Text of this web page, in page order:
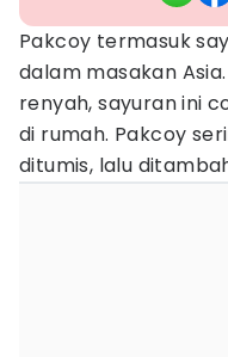
Pakcoy termasuk
dalam masakan
renyah, sayuran ini
di rumah. Pakcoy
ditumis, lalu